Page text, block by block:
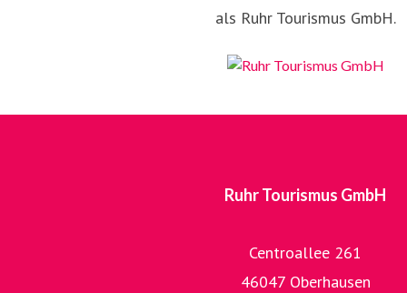
als Ruhr Tourismus GmbH.
Ruhr Tourismus GmbH
Centroallee 261
46047 Oberhausen